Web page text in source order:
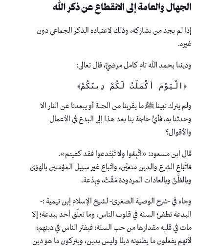
الجهال والعامة إلى الانقطاع عن ذكر الله
إذا لم يجد من يشاركه، وذلك لاعتياده الذكر الجماعي دون
غيره.
وديننا بحمد الله تام كامل مرضيٌّ، قال تعالى:
ولم يترك نبينا ﷺ ما يقربنا من الجنة أو يبعدنا عن النار الا
وحدثنا به، فأيُّ حاجة بنا بعد هذا إلى البدع في الأعمال
والأقوال؟
قال ابن مسعود: «اتَّبِعُوا ولا تَبْتَدعوا فقد كفيتم».
فاتِّبَاع الشرع والدين متعيِّن، واتّباع غير سبيل المؤمنين بالهوَى
وبالظَّنِّ وبالعادات المردودة مَقْتٌ، وبِدْعة.
وجاء في -شرح الوصية الصغرىٰ- لشيخ الإسلام إبن تيمية :-
البدعة تطفئ السنة في قلوب الناس، وما تعلّق أحد ببدعة؛ إلا
مات في قلبه مقدارها من حب السنة؛ فيفتر الناس في دينهم؛
لأنهم يفعلون ما يظنونه دينًا وليس بدين، ويتركون ما هو دين